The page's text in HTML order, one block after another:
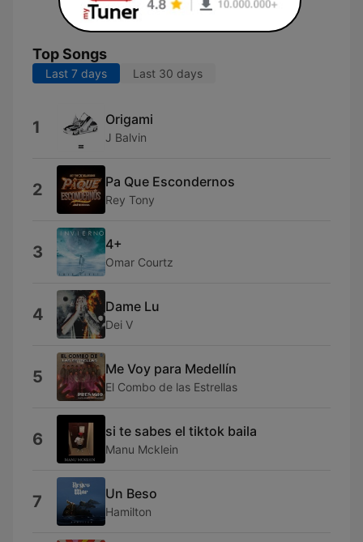
Pájaro
Top Songs
Last 7 days Last 30 days
1 Origami
J Balvin
2 Pa Que Escondernos
Rey Tony
3 4+
Omar Courtz
4 Dame Lu
Dei V
5 Me Voy para Medellín
El Combo de las Estrellas
6 si te sabes el tiktok baila
Manu Mcklein
7 Un Beso
Hamilton